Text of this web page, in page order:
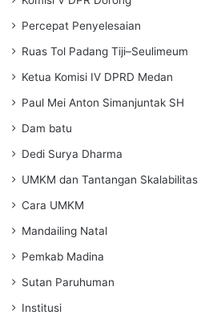
Percepat Penyelesaian
Ruas Tol Padang Tiji–Seulimeum
Ketua Komisi IV DPRD Medan
Paul Mei Anton Simanjuntak SH
Dam batu
Dedi Surya Dharma
UMKM dan Tantangan Skalabilitas
Cara UMKM
Mandailing Natal
Pemkab Madina
Sutan Paruhuman
Institusi